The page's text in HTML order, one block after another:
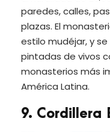
paredes, calles,
plazas. El
estilo mudéjar, y
pintadas de vivos
monasterios más
América Latina.
9. Cordillera